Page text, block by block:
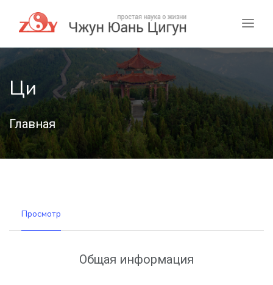
Ци
Главная
Просмотр
Общая информация